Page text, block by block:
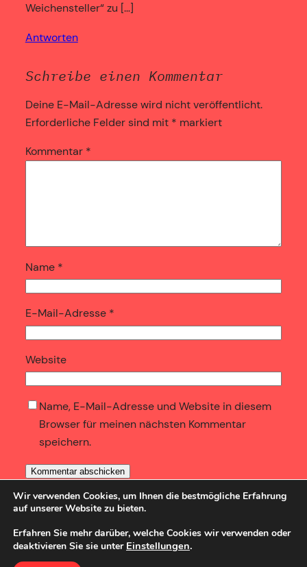
Weichensteller“ zu […]
Antworten
Schreibe einen Kommentar
Deine E-Mail-Adresse wird nicht veröffentlicht.
Erforderliche Felder sind mit * markiert
Kommentar *
Name *
E-Mail-Adresse *
Website
Name, E-Mail-Adresse und Website in diesem
Browser für meinen nächsten Kommentar
speichern.
SozBlog
Wir verwenden Cookies, um Ihnen die bestmögliche Erfahrung
auf unserer Website zu bieten.
Erfahren Sie mehr darüber, welche Cookies wir verwenden oder
deaktivieren Sie sie unter Einstellungen.